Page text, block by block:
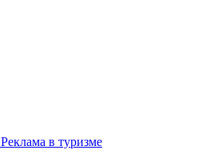
Реклама в туризме